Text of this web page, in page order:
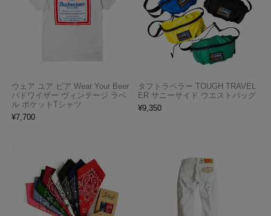
ウェア ユア ビア Wear Your Beer
バドワイザー ヴィンテージ ラベ
ル ポケットTシャツ
¥7,700
タフトラベラー TOUGH TRAVEL
ER サニーサイド ウエストバッグ
¥9,350